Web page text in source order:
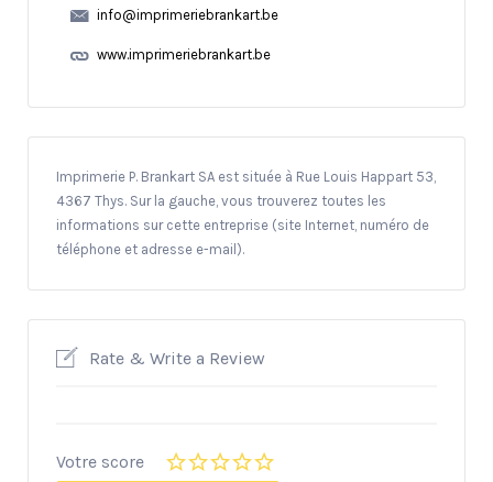
info@imprimeriebrankart.be
www.imprimeriebrankart.be
Imprimerie P. Brankart SA est située à Rue Louis Happart 53,
4367 Thys. Sur la gauche, vous trouverez toutes les
informations sur cette entreprise (site Internet, numéro de
téléphone et adresse e-mail).
Rate & Write a Review
Votre score